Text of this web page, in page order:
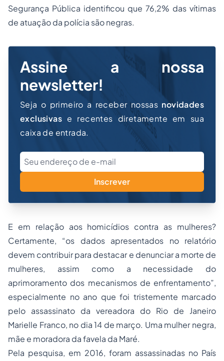
Segurança Pública identificou que 76,2% das vítimas
de atuação da polícia são negras.
Assine a nossa
newsletter!
Seja o primeiro a receber nossas novidades
exclusivas e recentes diretamente em sua
caixa de entrada.
Inscrever
E em relação aos homicídios contra as mulheres?
Certamente, “os dados apresentados no relatório
devem contribuir para destacar e denunciar a morte de
mulheres, assim como a necessidade do
aprimoramento dos mecanismos de enfrentamento”,
especialmente no ano que foi tristemente marcado
pelo assassinato da vereadora do Rio de Janeiro
Marielle Franco, no dia 14 de março. Uma mulher negra,
mãe e moradora da favela da Maré.
Pela pesquisa, em 2016, foram assassinadas no País